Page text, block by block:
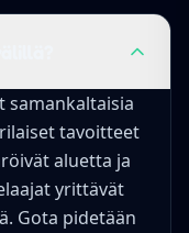
samankaltaisia
tavoitteet
aluetta ja
yrittävät
Gota pidetään